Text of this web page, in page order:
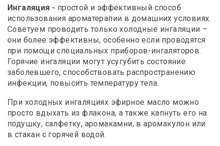
Ингаляция - простой и эффективный способ
использования ароматерапии в домашних условиях.
Советуем проводить только холодные ингаляции –
они более эффективны, особенно если проводятся
при помощи специальных приборов-ингаляторов.
Горячие ингаляции могут усугубить состояние
заболевшего, способствовать распространению
инфекции, повысить температуру тела.
При холодных ингаляциях эфирное масло можно
просто вдыхать из флакона, а также капнуть его на
подушку, салфетку, аромакамни, в аромакулон или
в стакан с горячей водой.